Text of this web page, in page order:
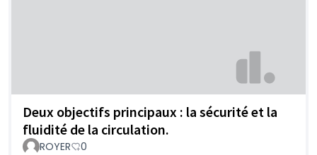
Deux objectifs principaux : la sécurité et la
fluidité de la circulation.
ROYER 0